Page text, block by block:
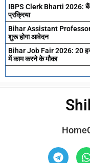
IBPS Clerk Bharti 2026: बैंक
प्रक्रिया
Bihar Assistant Professor
शुरू होगा आवेदन
Bihar Job Fair 2026: 20
में काम करने के मौका
Home